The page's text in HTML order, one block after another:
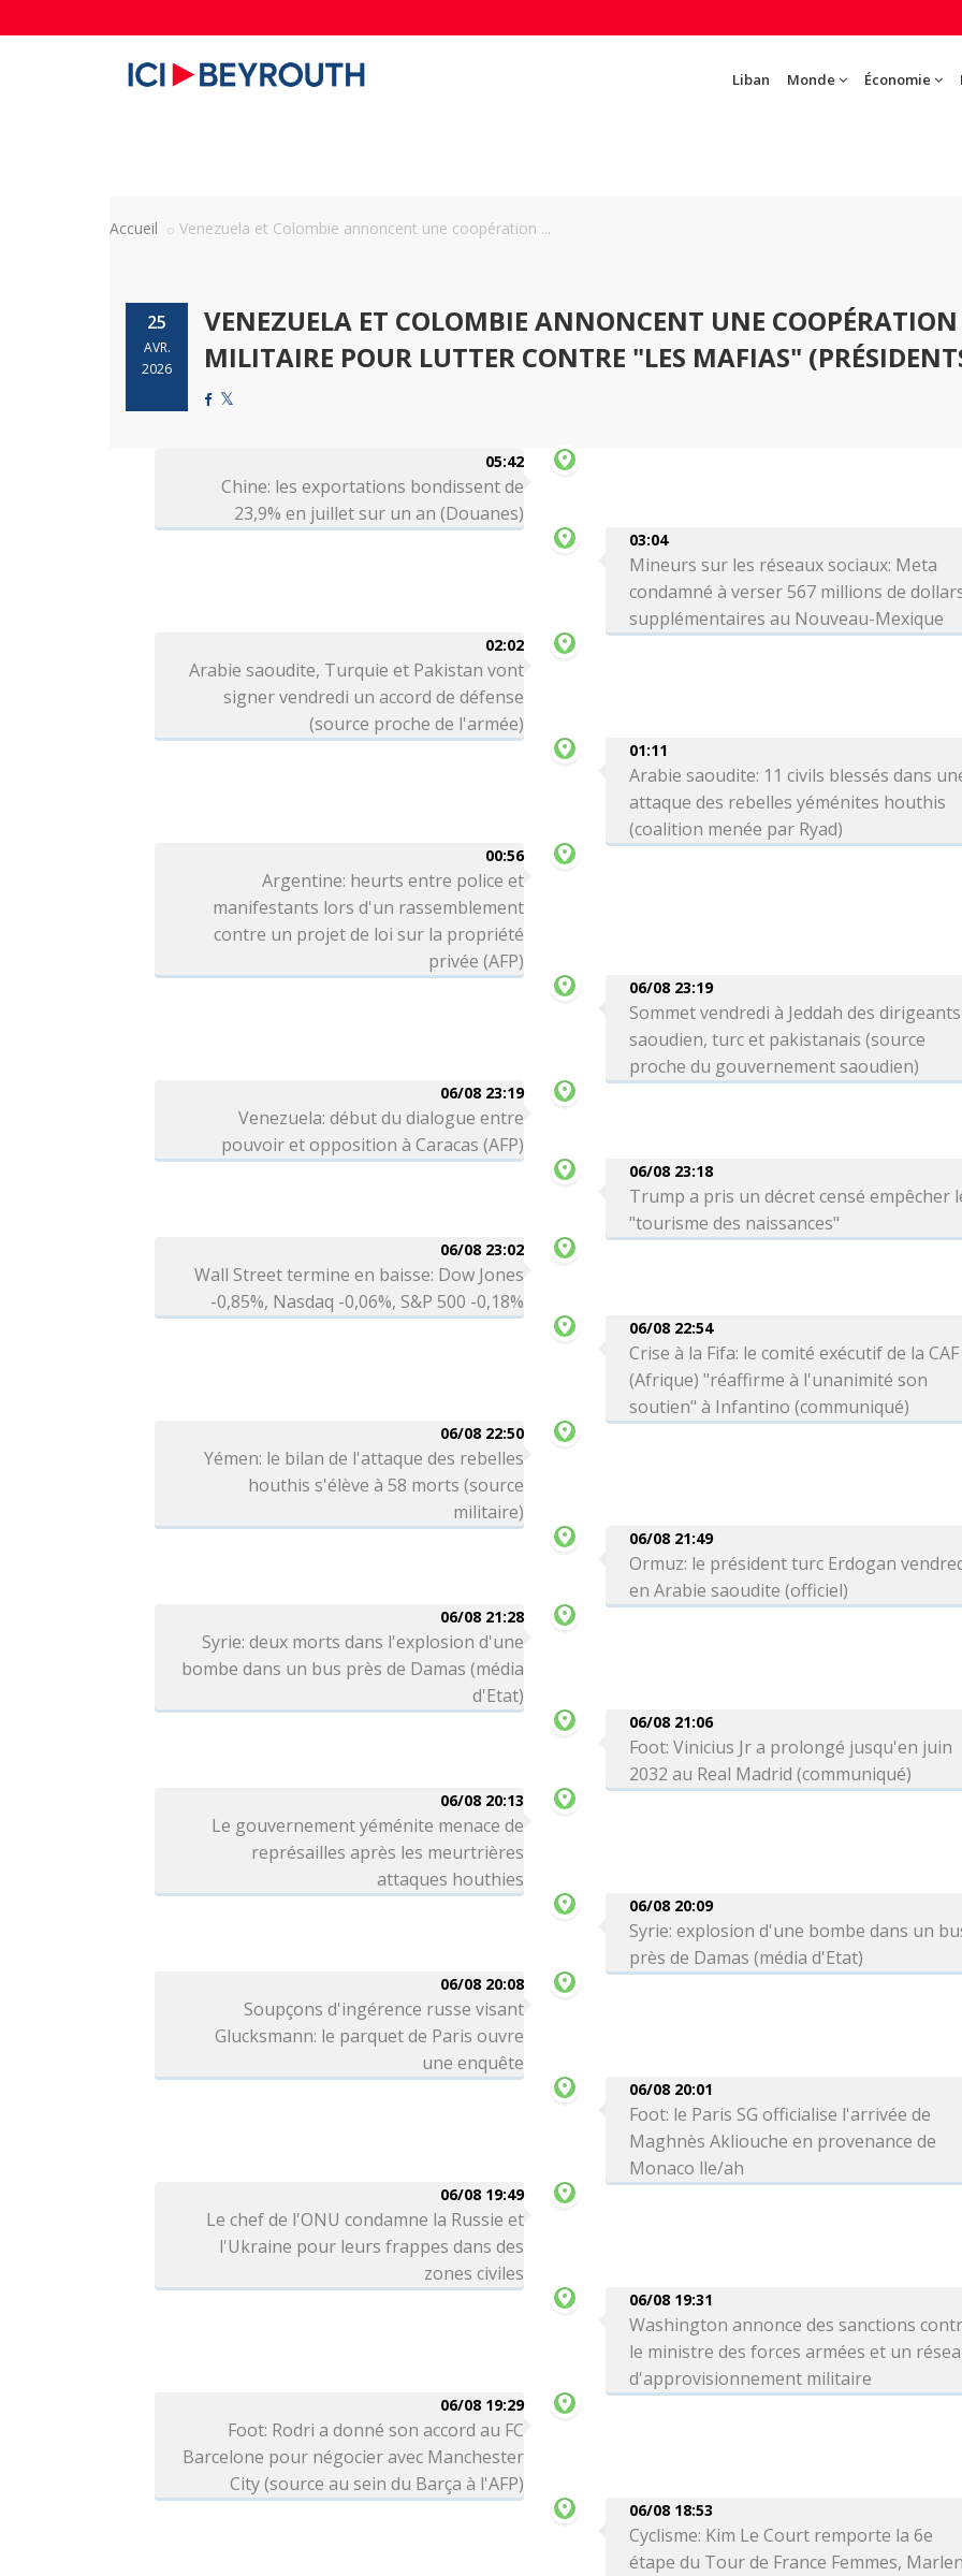
Liban Monde Économie
Accueil Venezuela et Colombie annoncent une coopération ...
25
AVR.
2026
VENEZUELA ET COLOMBIE ANNONCENT UNE COOPÉRATION
MILITAIRE POUR LUTTER CONTRE "LES MAFIAS"
05:42
Chine: les exportations bondissent de
23,9% en juillet sur un an (Douanes)
03:04
Mineurs sur les réseaux sociaux: Meta
condamné à verser 567 millions de
supplémentaires au Nouveau-Mexique
02:02
Arabie saoudite, Turquie et Pakistan vont
signer vendredi un accord de défense
(source proche de l'armée)
01:11
Arabie saoudite: 11 civils blessés dans
attaque des rebelles yéménites houthis
(coalition menée par Ryad)
00:56
Argentine: heurts entre police et
manifestants lors d'un rassemblement
contre un projet de loi sur la propriété
privée (AFP)
06/08 23:19
Sommet vendredi à Jeddah des dirigeants
saoudien, turc et pakistanais (source
proche du gouvernement saoudien)
06/08 23:19
Venezuela: début du dialogue entre
pouvoir et opposition à Caracas (AFP)
06/08 23:18
Trump a pris un décret censé empêcher
"tourisme des naissances"
06/08 23:02
Wall Street termine en baisse: Dow Jones
-0,85%, Nasdaq -0,06%, S&P 500 -0,18%
06/08 22:54
Crise à la Fifa: le comité exécutif de la CAF
(Afrique) "réaffirme à l'unanimité son
soutien" à Infantino (communiqué)
06/08 22:50
Yémen: le bilan de l'attaque des rebelles
houthis s'élève à 58 morts (source
militaire)
06/08 21:49
Ormuz: le président turc Erdogan
en Arabie saoudite (officiel)
06/08 21:28
Syrie: deux morts dans l'explosion d'une
bombe dans un bus près de Damas (média
d'Etat)
06/08 21:06
Foot: Vinicius Jr a prolongé jusqu'en juin
2032 au Real Madrid (communiqué)
06/08 20:13
Le gouvernement yéménite menace de
représailles après les meurtrières
attaques houthies
06/08 20:09
Syrie: explosion d'une bombe dans un
près de Damas (média d'Etat)
06/08 20:08
Soupçons d'ingérence russe visant
Glucksmann: le parquet de Paris ouvre
une enquête
06/08 20:01
Foot: le Paris SG officialise l'arrivée de
Maghnès Akliouche en provenance de
Monaco lle/ah
06/08 19:49
Le chef de l'ONU condamne la Russie et
l'Ukraine pour leurs frappes dans des
zones civiles
06/08 19:31
Washington annonce des sanctions
le ministre des forces armées et un
d'approvisionnement militaire
06/08 19:29
Foot: Rodri a donné son accord au FC
Barcelone pour négocier avec Manchester
City (source au sein du Barça à l'AFP)
06/08 18:53
Cyclisme: Kim Le Court remporte la 6e
étape du Tour de France Femmes,